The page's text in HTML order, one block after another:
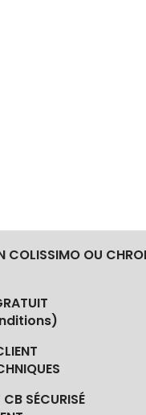
COLISSIMO OU
CB SÉCURISÉ